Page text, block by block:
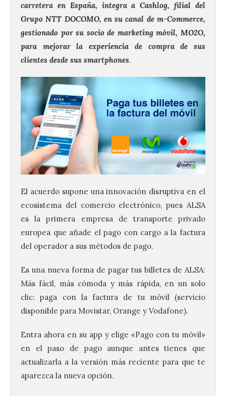
carretera en España, integra a Cashlog, filial del
Grupo NTT DOCOMO, en su canal de m-Commerce,
gestionado por su socio de marketing móvil, MO2O,
para mejorar la experiencia de compra de sus
clientes desde sus smartphones.
El acuerdo supone una innovación disruptiva en el
ecosistema del comercio electrónico, pues ALSA
es la primera empresa de transporte privado
europea que añade el pago con cargo a la factura
del operador a sus métodos de pago.
Es una nueva forma de pagar tus billetes de ALSA:
Más fácil, más cómoda y más rápida, en un solo
clic: paga con la factura de tu móvil (servicio
disponible para Movistar, Orange y Vodafone).
Entra ahora en su app y elige «Pago con tu móvil»
en el paso de pago aunque antes tienes que
actualizarla a la versión más reciente para que te
aparezca la nueva opción.
Vuelve la tradicional Feria
de Dulces del Convento a
Gradefes
7 Ago 2026
Tendrá lugar el 9 de
agosto en los aledaños del
monasterio cisterciense
Gradefes. Una cita
imprescindible para disfrutar de los
mejores dulces conventuales, tradición,
cultura y un ambiente único. El
Ayuntamiento de Gradefes, intentando
[…]
La decimoctava fotografía
de León de…viaje nos llega
desde la sede del
Parlamento Europeo en